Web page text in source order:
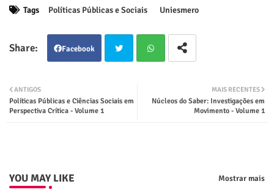
Tags Políticas Públicas e Sociais Uniesmero
Facebook
ter tsap
MAIS RECENTES
Núcleos do Saber: Investigações em
Movimento - Volume 1
ANTIGOS
Políticas Públicas e Ciências Sociais em
Perspectiva Crítica - Volume 1
YOU MAY LIKE Mostrar mais